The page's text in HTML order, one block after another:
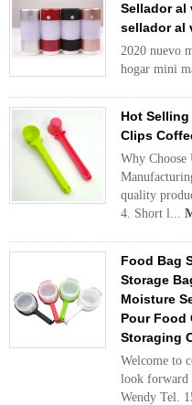
Sellador al
sellador al
2020 nuevo
hogar mini
Hot
Clips
Why Choose
quality
4. Short l...
Food Bag
Storage
Moisture
Pour Food
Storaging
Welcome to
look forward
Wendy Tel.